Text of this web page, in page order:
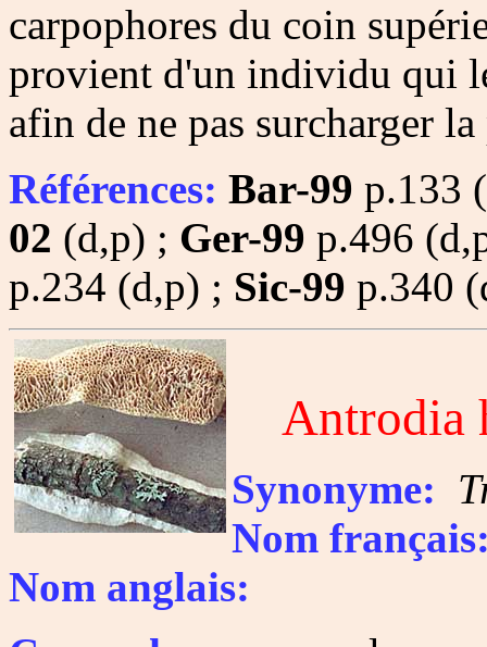
carpophores du coin
provient d'un individu qui
afin de ne pas surcharger
Références: Bar-99 p.133
02 (d,p) ; Ger-99 p.496
p.234 (d,p) ; Sic-99 p.340
Antrodia
Synonyme:
Nom
Nom anglais: